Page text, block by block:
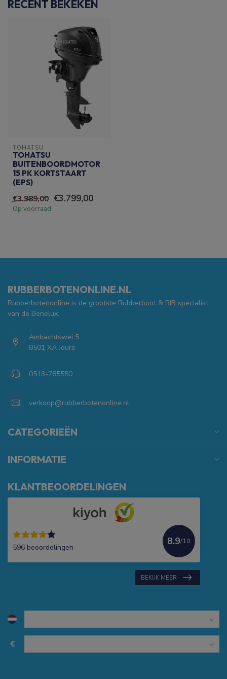
RECENT BEKEKEN
TOHATSU
TOHATSU
BUITENBOORDMOTOR
15 PK KORTSTAART
(EPS)
€3.989,00 €3.799,00
Op voorraad
RUBBERBOTENONLINE.NL
Rubberbotenonline is de grootste Rubberboot & RIB specialist
van de Benelux.
Ambachtswei 5
8501 XA Joure
0513-785550
verkoop@rubberbotenonline.nl
CATEGORIEËN
INFORMATIE
KLANTBEOORDELINGEN
596 beoordelingen
8.9/10
BEKIJK MEER
€